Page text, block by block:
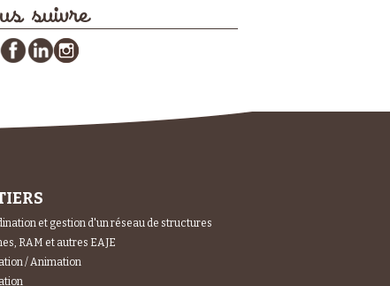
suivre
et gestion d'un réseau de structures
RAM et autres EAJE
/ Animation